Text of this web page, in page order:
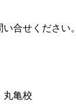
合せください。
亀校